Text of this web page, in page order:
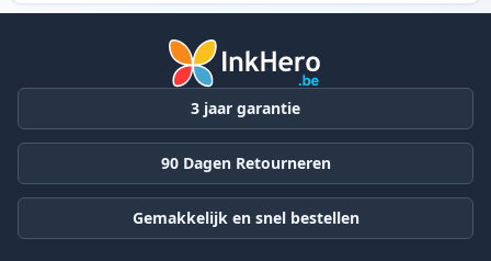
3 jaar garantie
90 Dagen Retourneren
Gemakkelijk en snel bestellen